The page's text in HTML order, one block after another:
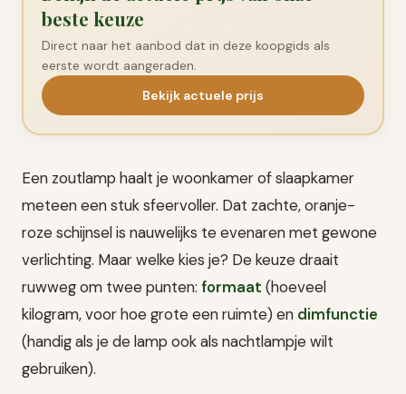
beste keuze
Direct naar het aanbod dat in deze koopgids als
eerste wordt aangeraden.
Bekijk actuele prijs
Een zoutlamp haalt je woonkamer of slaapkamer
meteen een stuk sfeervoller. Dat zachte, oranje-
roze schijnsel is nauwelijks te evenaren met gewone
verlichting. Maar welke kies je? De keuze draait
ruwweg om twee punten: formaat (hoeveel
kilogram, voor hoe grote een ruimte) en dimfunctie
(handig als je de lamp ook als nachtlampje wilt
gebruiken).